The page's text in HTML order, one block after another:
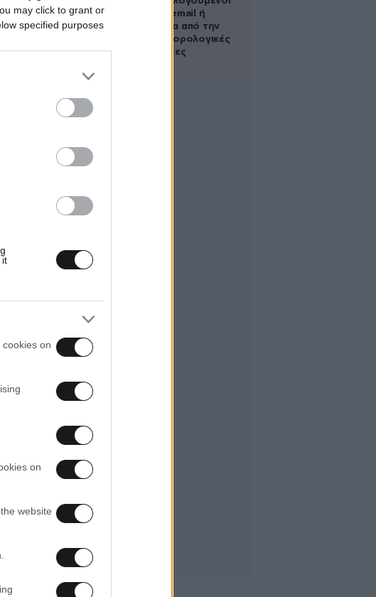
may click to grant or
specified purposes
it
on
on
website
θα λάβουν email ή
τηλεφώνημα από την
ΑΑΔΕ για φορολογικές
εκκρεμότητες